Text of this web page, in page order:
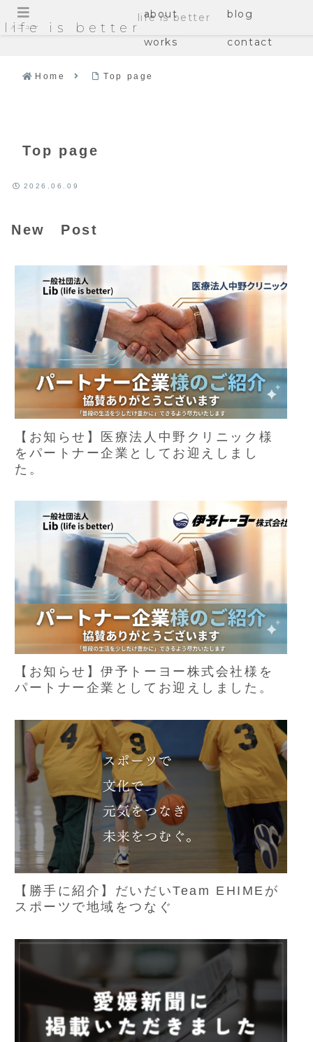
life is better
about blog
works contact
Home Top page
Top page
2026.06.09
New Post
【お知らせ】医療法人中野クリニック様
をパートナー企業としてお迎えしまし
た。
【お知らせ】伊予トーヨー株式会社様を
パートナー企業としてお迎えしました。
【勝手に紹介】だいだいTeam EHIMEが
スポーツで地域をつなぐ
メニュー
life is better